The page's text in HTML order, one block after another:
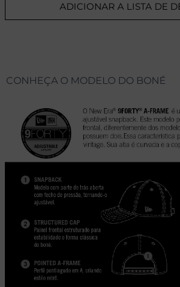
ADICIONAR A LISTA DE
CONHEÇA O MODELO DO BONÉ